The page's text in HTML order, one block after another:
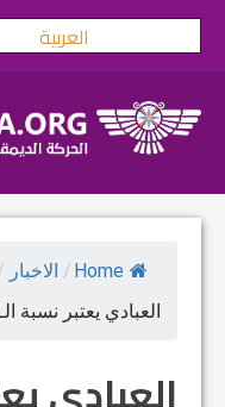
Skip
العربية
Home
/ الاخبار
العبادي يعتبر نسبة الـ17%...